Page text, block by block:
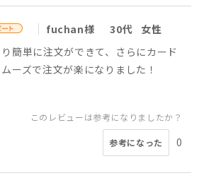
fuchan様 30代
女性
簡単に注文ができて、さらにカード
ーズで注文が楽になりました！
このレビューは参考になりましたか？
参考になった 0